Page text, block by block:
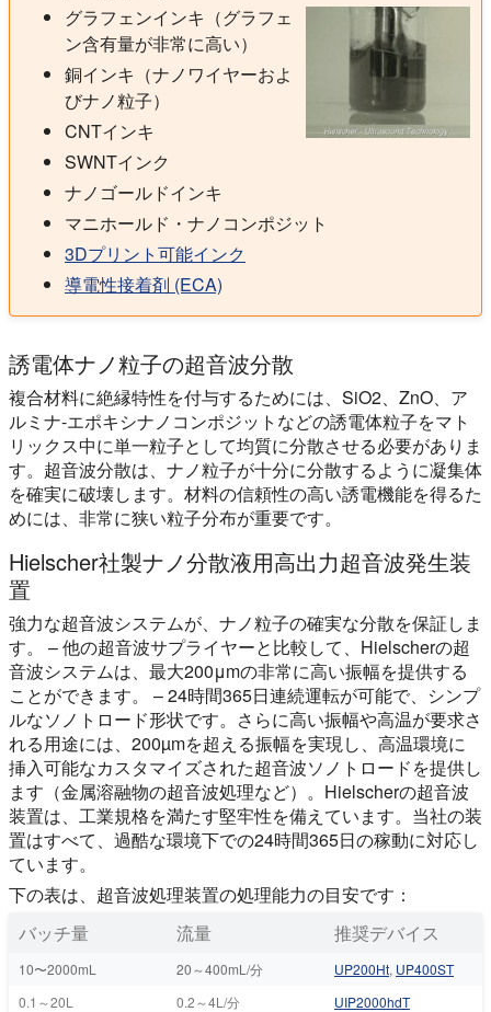
グラフェンインキ（グラフェ
ン含有量が非常に高い）
銅インキ（ナノワイヤーおよ
びナノ粒子）
CNTインキ
SWNTインク
ナノゴールドインキ
マニホールド・ナノコンポジット
3Dプリント可能インク
導電性接着剤 (ECA)
誘電体ナノ粒子の超音波分散
複合材料に絶縁特性を付与するためには、SiO2、ZnO、ア
ルミナ-エポキシナノコンポジットなどの誘電体粒子をマト
リックス中に単一粒子として均質に分散させる必要がありま
す。超音波分散は、ナノ粒子が十分に分散するように凝集体
を確実に破壊します。材料の信頼性の高い誘電機能を得るた
めには、非常に狭い粒子分布が重要です。
Hielscher社製ナノ分散液用高出力超音波発生装
置
強力な超音波システムが、ナノ粒子の確実な分散を保証しま
す。 – 他の超音波サプライヤーと比較して、Hielscherの超
音波システムは、最大200μmの非常に高い振幅を提供する
ことができます。 – 24時間365日連続運転が可能で、シンプ
ルなソノトロード形状です。さらに高い振幅や高温が要求さ
れる用途には、200µmを超える振幅を実現し、高温環境に
挿入可能なカスタマイズされた超音波ソノトロードを提供し
ます（金属溶融物の超音波処理など）。Hielscherの超音波
装置は、工業規格を満たす堅牢性を備えています。当社の装
置はすべて、過酷な環境下での24時間365日の稼動に対応し
ています。
下の表は、超音波処理装置の処理能力の目安です：
バッチ量
流量 推奨デバイス
10〜2000mL 20～400mL/分 UP200Ht, UP400ST
0.1～20L
0.2～4L/分
UIP2000hdT